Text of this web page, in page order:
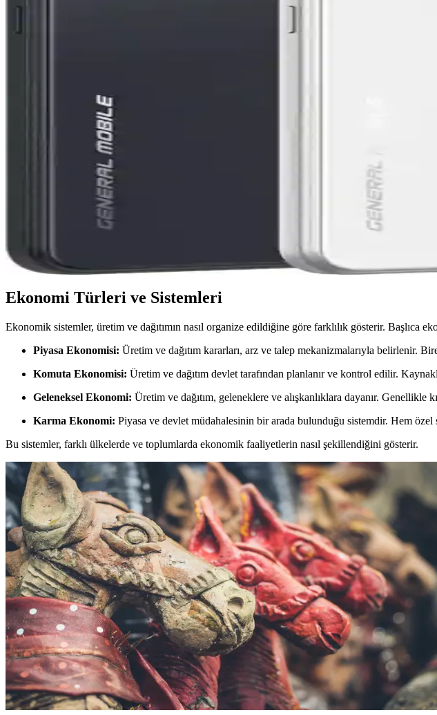
Geçmişte vaat edilen uçan arabalar, hipersonik uçuşlar ve Mars seyahatleri gibi teknolojiler
Redmi Pad 2 ile A9+ Karşılaştırması Giriş Seviyesi Tabletlerin Temel
Redmi Pad 2 ve A9+ modelleri giriş seviyesinde uygun fiyatlı tabletler olup, temel kullanım
Altın Piyasasında Güncel Durum ve Yatırımcılar İçin Dikkat Edilmesi
Güncel altın fiyatları ve piyasa trendleri, ekonomik gelişmelerle birlikte yatırımcıların dikkat
Hong Kong ve HK ile İlgili Temel Bilgiler: Kısaltma, Domain ve Ekonomik
Hong Kong ve HK ile ilgili temel bilgiler, bölgenin uluslararası iletişimdeki yeri, domain uzantısı
CNBC: İş Dünyası ve Finans Haberlerinde Uzmanlaşmış Önemli Bir Yayın
CNBC, iş dünyası ve finans alanında uzmanlaşmış yayınlarıyla yatırımcılara kapsamlı piyasa
Ekonomi Türleri ve Sistemleri
Ekonomik sistemler, üretim ve dağıtımın nasıl organize edildiğine göre farklılık gösterir. Başlıca
Piyasa Ekonomisi: Üretim ve dağıtım kararları, arz ve talep mekanizmalarıyla belirlenir.
Komuta Ekonomisi: Üretim ve dağıtım devlet tarafından planlanır ve kontrol edilir.
Geleneksel Ekonomi: Üretim ve dağıtım, geleneklere ve alışkanlıklara dayanır. Genellikle
Karma Ekonomi: Piyasa ve devlet müdahalesinin bir arada bulunduğu sistemdir. Hem
Bu sistemler, farklı ülkelerde ve toplumlarda ekonomik faaliyetlerin nasıl şekillendiğini gösterir.